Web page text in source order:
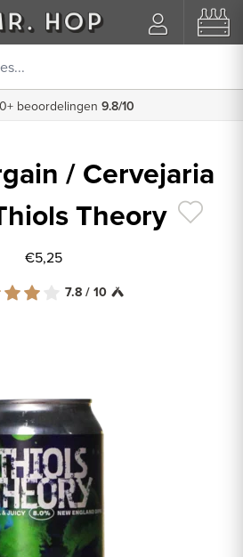
beoordelingen 9.8/10
/ Cervejaria
Theory
€5,25
7.8 / 10